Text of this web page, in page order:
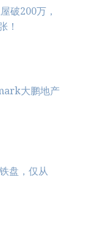
破200万，
！
大鹏地产
盘，仅从